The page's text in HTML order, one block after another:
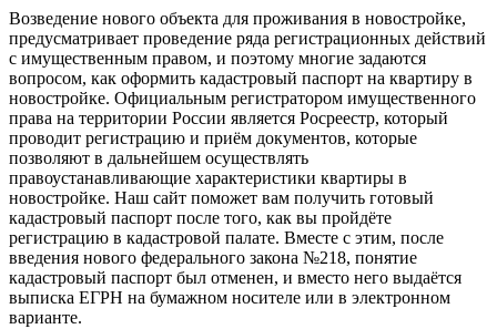
Возведение нового объекта для проживания в новостройке,
предусматривает проведение ряда регистрационных действий
с имущественным правом, и поэтому многие задаются
вопросом, как оформить кадастровый паспорт на квартиру в
новостройке. Официальным регистратором имущественного
права на территории России является Росреестр, который
проводит регистрацию и приём документов, которые
позволяют в дальнейшем осуществлять
правоустанавливающие характеристики квартиры в
новостройке. Наш сайт поможет вам получить готовый
кадастровый паспорт после того, как вы пройдёте
регистрацию в кадастровой палате. Вместе с этим, после
введения нового федерального закона №218, понятие
кадастровый паспорт был отменен, и вместо него выдаётся
выписка ЕГРН на бумажном носителе или в электронном
варианте.